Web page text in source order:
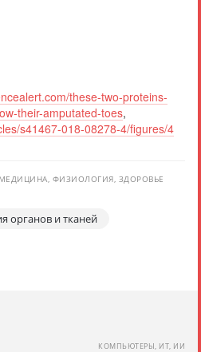
these-two-proteins-
their-amputated-toes,
s41467-018-08278-4/figures/4
МЕДИЦИНА, ФИЗИОЛОГИЯ, ЗДОРОВЬЕ
органов и тканей
КОМПЬЮТЕРЫ, ИТ, ИИ